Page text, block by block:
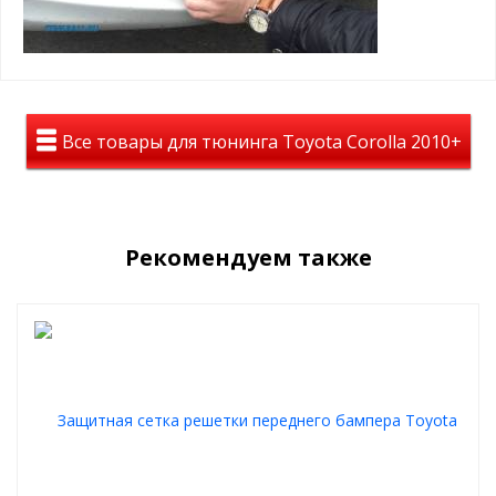
помогает сохранить тепло в моторном отсеке
простая САМОСТОЯТЕЛЬНАЯ установка, крепится
пластиковыми винтами в ячейку защитной сетки
Все товары для тюнинга Toyota Corolla 2010+
Рекомендуем также